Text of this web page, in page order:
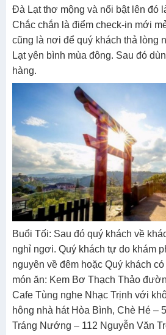
Đà Lạt thơ mộng và nổi bật lên đó
Chắc chắn là điểm check-in mới
cũng là nơi để quý khách thả lòng
Lạt yên bình mùa đông. Sau đó
hàng.
Buổi Tối: Sau đó quý khách về
nghỉ ngơi. Quý khách tự do khám
nguyên về đêm hoặc Quý khách
món ăn: Kem Bơ Thạch Thảo
Cafe Tùng nghe Nhạc Trịnh với
hông nhà hát Hòa Bình, Chè Hé –
Tráng Nướng – 112 Nguyễn Văn